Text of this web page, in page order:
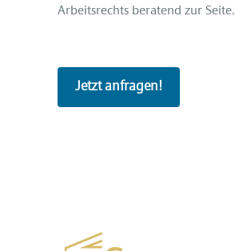
Arbeitsrechts beratend zur Seite.
Jetzt anfragen!